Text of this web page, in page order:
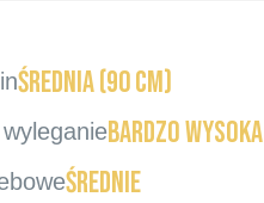
średnia (90 cm)
bardzo wysoka
średnie